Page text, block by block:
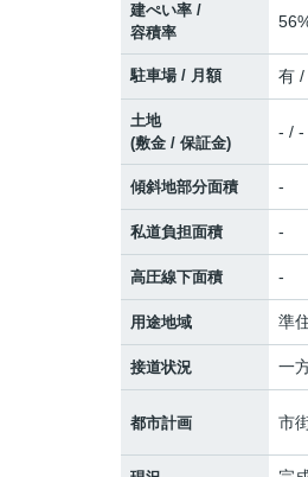
建ぺい率 /
容積率
駐車場 / 月額 有 /
土地
(敷金 / 保証金)
- / -
傾斜地部分面積 -
私道負担面積 -
高圧線下面積 -
用途地域 準
接道状況 一
都市計画 市